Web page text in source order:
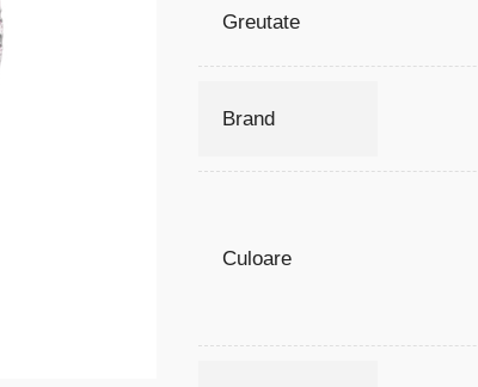
Greutate
Brand
Culoare